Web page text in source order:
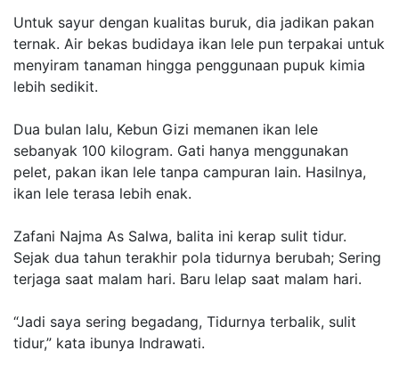
Untuk sayur dengan kualitas buruk, dia jadikan pakan
ternak. Air bekas budidaya ikan lele pun terpakai untuk
menyiram tanaman hingga penggunaan pupuk kimia
lebih sedikit.
Dua bulan lalu, Kebun Gizi memanen ikan lele
sebanyak 100 kilogram. Gati hanya menggunakan
pelet, pakan ikan lele tanpa campuran lain. Hasilnya,
ikan lele terasa lebih enak.
Zafani Najma As Salwa, balita ini kerap sulit tidur.
Sejak dua tahun terakhir pola tidurnya berubah; Sering
terjaga saat malam hari. Baru lelap saat malam hari.
“Jadi saya sering begadang, Tidurnya terbalik, sulit
tidur,” kata ibunya Indrawati.